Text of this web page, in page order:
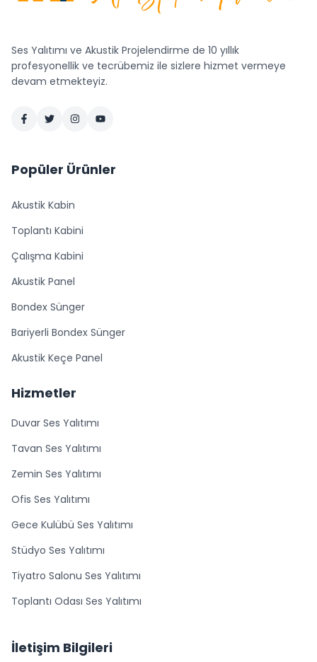
Ses Yalıtımı ve Akustik Projelendirme de 10 yıllık
profesyonellik ve tecrübemiz ile sizlere hizmet vermeye
devam etmekteyiz.
Popüler Ürünler
Akustik Kabin
Toplantı Kabini
Çalışma Kabini
Akustik Panel
Bondex Sünger
Bariyerli Bondex Sünger
Akustik Keçe Panel
Hizmetler
Duvar Ses Yalıtımı
Tavan Ses Yalıtımı
Zemin Ses Yalıtımı
Ofis Ses Yalıtımı
Gece Kulübü Ses Yalıtımı
Stüdyo Ses Yalıtımı
Tiyatro Salonu Ses Yalıtımı
Toplantı Odası Ses Yalıtımı
İletişim Bilgileri